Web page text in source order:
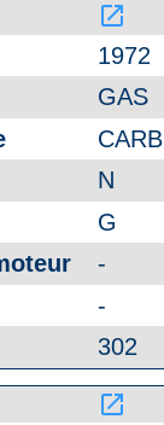
launch
1972
GAS
CARB
N
G
-
-
302
launch